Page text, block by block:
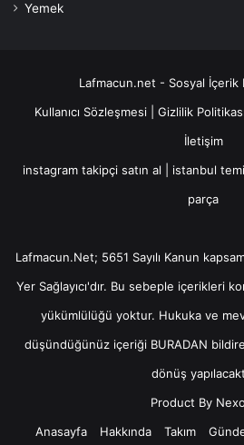
Yemek
Lafmacun.net - Sosyal İçerik
Kullanıcı Sözleşmesi
Gizlilik Politikası
İletişim
instagram takipçi satın al
istanbul
parça
Lafmacun.Net; 5651 Sayılı Kanun
Yer Sağlayıcı'dır. Bu sebeple içerikleri
yükümlülüğü yoktur. Hukuka ve
düşündüğünüz içeriği BURADAN
dönüş
Product By
Anasayfa
Hakkında Takım